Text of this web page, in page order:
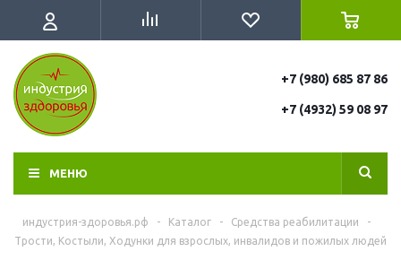
+7 (980) 685 87 86
+7 (4932) 59 08 97
МЕНЮ
индустрия-здоровья.рф - Каталог - Средства реабилитации
-
Трости, Костыли, Ходунки для взрослых, инвалидов и пожилых людей